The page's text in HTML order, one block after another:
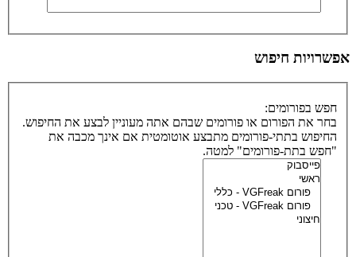
אפשרויות חיפוש
חפש בפורומים:
בחר את הפורום או פורומים שבהם אתה מעוניין לבצע את החיפוש.
החיפוש בתתי-פורומים מתבצע אוטומטית אם אינך מכבה את
"חפש בתת-פורומים" למטה.